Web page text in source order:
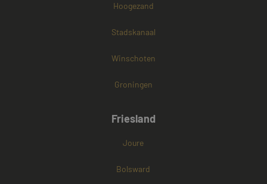
Hoogezand
Stadskanaal
Winschoten
Groningen
Friesland
Joure
Bolsward